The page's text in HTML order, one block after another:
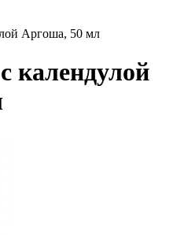
Аргоша, 50 мл
календулой